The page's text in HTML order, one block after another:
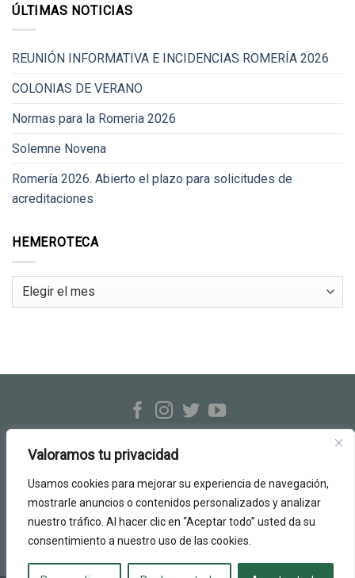
Valoramos tu privacidad
Usamos cookies para mejorar su experiencia de navegación,
mostrarle anuncios o contenidos personalizados y analizar
nuestro tráfico. Al hacer clic en “Aceptar todo” usted da su
consentimiento a nuestro uso de las cookies.
ÚLTIMAS NOTICIAS
REUNIÓN INFORMATIVA E INCIDENCIAS ROMERÍA 2026
COLONIAS DE VERANO
Normas para la Romeria 2026
Solemne Novena
Romería 2026. Abierto el plazo para solicitudes de
acreditaciones
HEMEROTECA
Hemeroteca
c/ Evangelista, 23-25 · Sevilla
info@hermandadrociodetriana.org
Política de Cookies
Aviso Legal
Política de Privacidad